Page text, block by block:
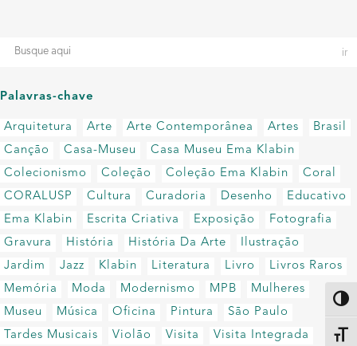
Palavras-chave
Arquitetura Arte Arte Contemporânea Artes
Brasil
Canção
Casa-Museu
Casa Museu Ema Klabin
Colecionismo
Coleção Coleção Ema Klabin
Coral
CORALUSP
Cultura Curadoria Desenho
Educativo
Ema Klabin
Escrita Criativa Exposição
Fotografia
Gravura
História História Da Arte
Ilustração
Jardim
Jazz Klabin Literatura Livro
Livros Raros
Memória
Moda Modernismo MPB
Mulheres
Museu
Música Oficina Pintura
São Paulo
Tardes Musicais
Violão Visita Visita Integrada